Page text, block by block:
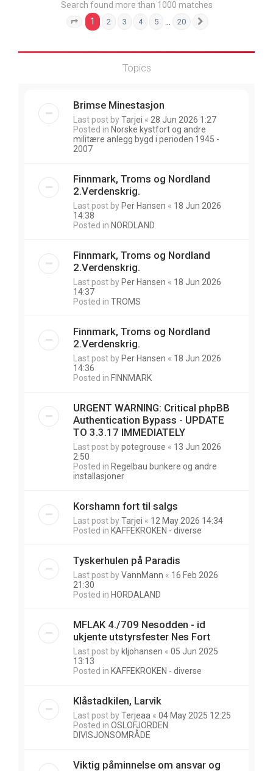
Search found more than 1000 matches
Page 1 of 20
1 2 3 4 5 20
Topics
Brimse Minestasjon
Last post byTarjei « 28 Jun 2026 1:27
Posted in Norske kystfort og andre
militære anlegg bygd i perioden 1945 -
2007
Finnmark, Troms og Nordland
2.Verdenskrig.
Last post by Per Hansen « 18 Jun 2026
14:38
Posted in NORDLAND
Finnmark, Troms og Nordland
2.Verdenskrig.
Last post by Per Hansen « 18 Jun 2026
14:37
Posted in TROMS
Finnmark, Troms og Nordland
2.Verdenskrig.
Last post by Per Hansen « 18 Jun 2026
14:36
Posted in FINNMARK
URGENT WARNING: Critical phpBB
Authentication Bypass - UPDATE
TO 3.3.17 IMMEDIATELY
Last post bypotegrouse « 13 Jun 2026
2:50
Posted in Regelbau bunkere og andre
installasjoner
Korshamn fort til salgs
Last post byTarjei « 12 May 2026 14:34
Posted in KAFFEKROKEN - diverse
Tyskerhulen på Paradis
Last post byVannMann « 16 Feb 2026
21:30
Posted in HORDALAND
MFLAK 4./709 Nesodden - id
ukjente utstyrsfester Nes Fort
Last post by kljohansen « 05 Jun 2025
13:13
Posted in KAFFEKROKEN - diverse
Klåstadkilen, Larvik
Last post byTerjeaa « 04 May 2025 12:25
Posted in OSLOFJORDEN
DIVISJONSOMRÅDE
Viktig påminnelse om ansvar og